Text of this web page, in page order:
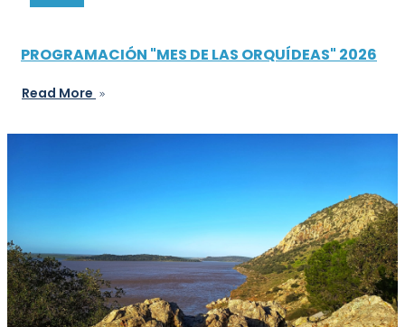
PROGRAMACIÓN "MES DE LAS ORQUÍDEAS" 2026
Read More